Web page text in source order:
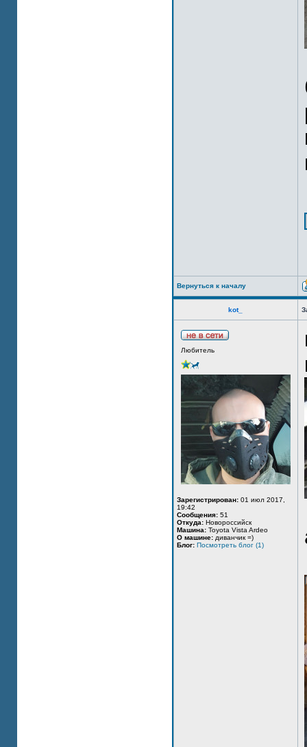
Вернуться к началу
kot_
Любитель
Зарегистрирован: 01 июл 2017,
19:42
Сообщения: 51
Откуда: Новороссийск
Машина: Toyota Vista Ardeo
О машине: диванчик =)
Блог: Посмотреть блог (1)